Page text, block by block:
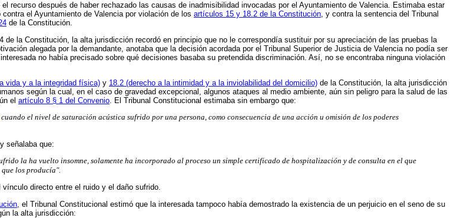
recurso después de haber rechazado las causas de inadmisibilidad invocadas por el Ayuntamiento de Valencia. Estimaba estar
el Ayuntamiento de Valencia por violación de los artículos 15 y 18.2 de la Constitución, y contra la sentencia del Tribunal
de la Constitución.
la Constitución, la alta jurisdicción recordó en principio que no le correspondía sustituir por su apreciación de las pruebas la
alegada por la demandante, anotaba que la decisión acordada por el Tribunal Superior de Justicia de Valencia no podía ser
no había precisado sobre qué decisiones basaba su pretendida discriminación. Así, no se encontraba ninguna violación
vida y a la integridad física) y 18.2 (derecho a la intimidad y a la inviolabilidad del domicilio) de la Constitución, la alta jurisdicción
según la cual, en el caso de gravedad excepcional, algunos ataques al medio ambiente, aún sin peligro para la salud de las
el artículo 8 § 1 del Convenio. El Tribunal Constitucional estimaba sin embargo que:
cuando el nivel de saturación acústica sufrido por una persona, como consecuencia de una acción u omisión de los poderes
señalaba que:
la ha vuelto insomne, solamente ha incorporado al proceso un simple certificado de hospitalización y de consulta en el que
los producía".
directo entre el ruido y el daño sufrido.
, el Tribunal Constitucional estimó que la interesada tampoco había demostrado la existencia de un perjuicio en el seno de su
la alta jurisdicción: